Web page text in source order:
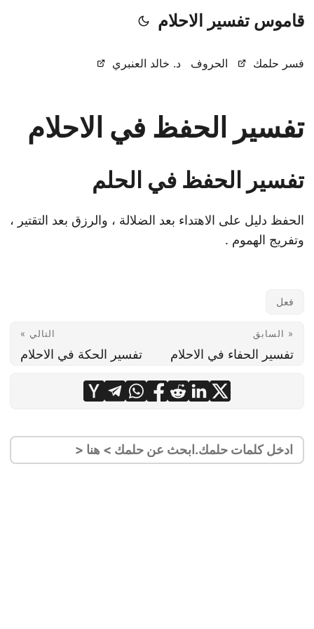
قاموس تفسير الاحلام
فسر حلمك الحروف د. خالد العنبري
تفسير الحفظ في الاحلام
تفسير الحفظ في الحلم
الحفظ دليل على الاهتداء بعد الضلالة ، والرزق بعد التقتير ،
وتفريج الهموم .
فعل
« السابق
تفسير الحفاء في الاحلام
التالي »
تفسير الحكة في الاحلام